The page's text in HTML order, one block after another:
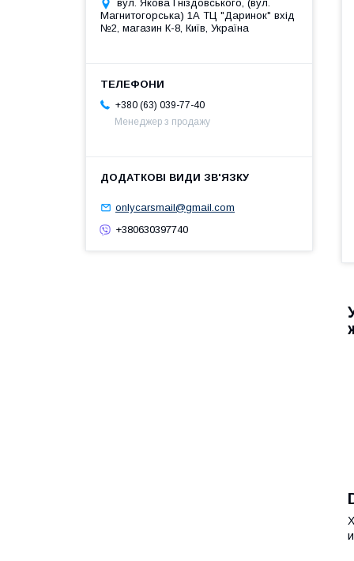
вул. Якова Гніздовського, (вул.
Магнитогорська) 1А ТЦ "Даринок" вхід
№2, магазин К-8, Київ, Україна
+380 (63) 039-77-40
Менеджер з продажу
onlycarsmail@gmail.com
+380630397740